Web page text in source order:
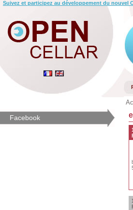
Suivez et participez au développement du nouvel
Facebook